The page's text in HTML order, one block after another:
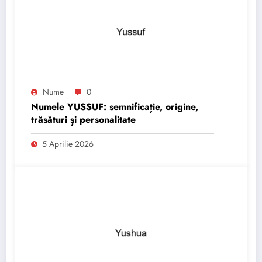
Nume 0
Numele YUSSUF: semnificație, origine,
trăsături și personalitate
5 Aprilie 2026